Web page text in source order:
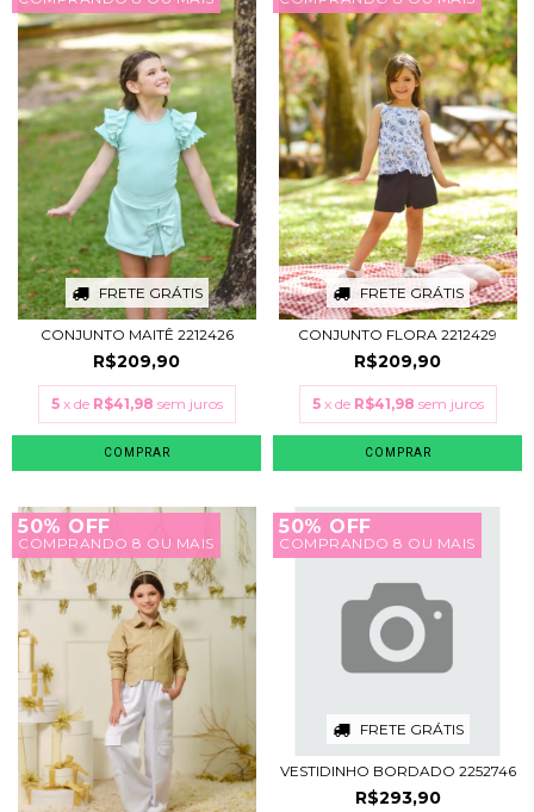
FRETE GRÁTIS
CONJUNTO MAITÊ 2212426
R$209,90
5 x de R$41,98 sem juros
COMPRAR
FRETE GRÁTIS
CONJUNTO FLORA 2212429
R$209,90
5 x de R$41,98 sem juros
COMPRAR
50% OFF
COMPRANDO 8 OU MAIS
50% OFF
COMPRANDO 8 OU MAIS
FRETE GRÁTIS
VESTIDINHO BORDADO 2252746
R$293,90